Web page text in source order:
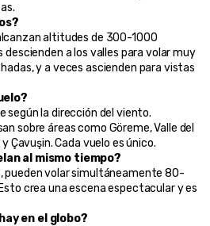
altitudes de 300-1000
a los valles para volar muy
y a veces ascienden para vistas
según la dirección del viento.
sobre áreas como Göreme, Valle del
Çavuşin. Cada vuelo es único.
al mismo tiempo?
pueden volar simultáneamente 80-
crea una escena espectacular y es
en el globo?